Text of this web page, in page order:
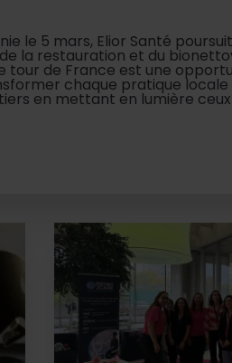
le 5 mars, Elior Santé
la restauration et du
tour de France est une
chaque pratique
en mettant en lumière ceux